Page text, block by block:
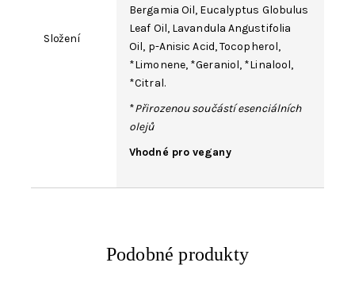
Složení
Bergamia Oil, Eucalyptus Globulus
Leaf Oil, Lavandula Angustifolia
Oil, p-Anisic Acid,Tocopherol,
*Limonene, *Geraniol, *Linalool,
*Citral.
*Přirozenou součástí esenciálních
olejů
Vhodné pro vegany
Podobné produkty